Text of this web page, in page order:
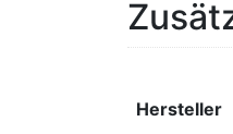
Hersteller